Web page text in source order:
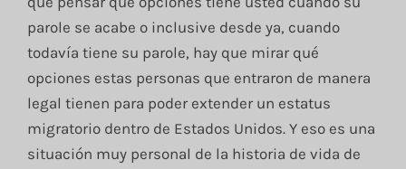
parole se acabe o inclusive desde ya, cuando
todavía tiene su parole, hay que mirar qué
opciones estas personas que entraron de manera
legal tienen para poder extender un estatus
migratorio dentro de Estados Unidos. Y eso es una
situación muy personal de la historia de vida de